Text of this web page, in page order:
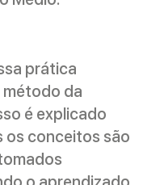
prática
método da
é explicado
os conceitos são